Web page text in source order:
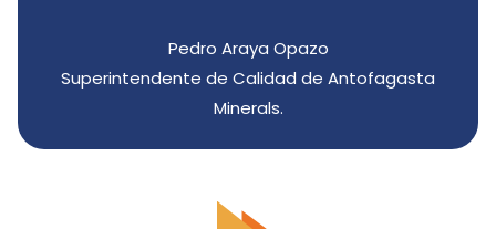
Pedro Araya Opazo
Superintendente de Calidad de Antofagasta
Minerals.